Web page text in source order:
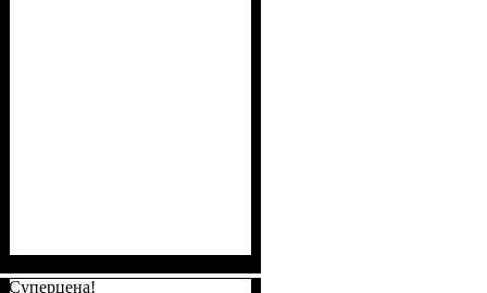
Суперцена!